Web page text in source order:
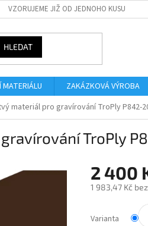
VZORUJEME JIŽ OD JEDNOHO KUSU
HLEDAT
ZAKÁZKOVÁ VÝROBA
materiál pro gravírování TroPly P842-
TroPly
2 400
1 983,47 Kč
cena:
Varianta